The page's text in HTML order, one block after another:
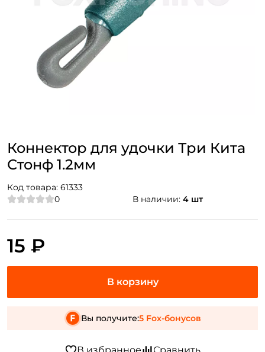
Коннектор для удочки Три Кита
Стонф 1.2мм
Код товара: 61333
0
В наличии: 4 шт
15 ₽
Вы получите:5 Fox-бонусов